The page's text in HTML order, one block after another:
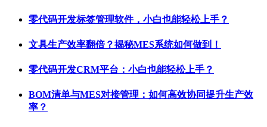
零代码开发标签管理软件，小白也能轻松上手？
文具生产效率翻倍？揭秘MES系统如何做到！
零代码开发CRM平台：小白也能轻松上手？
BOM清单与MES对接管理：如何高效协同提升生产效
率？